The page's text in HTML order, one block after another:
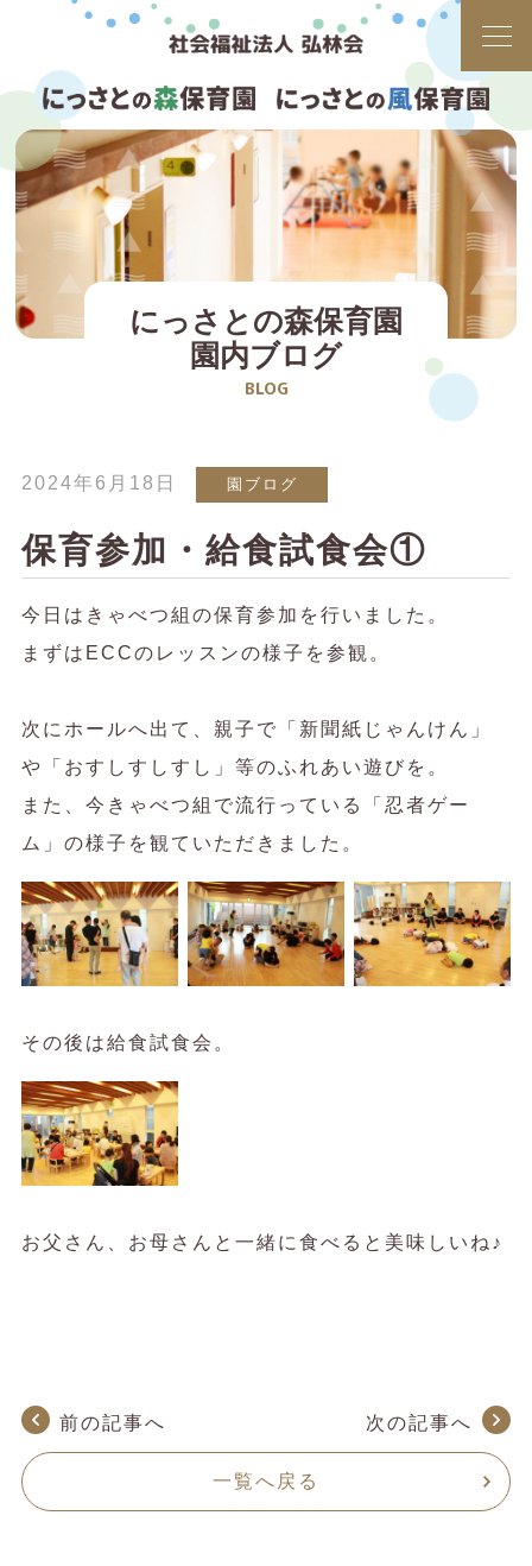
にっさとの森保育園
園内ブログ
BLOG
2024年6月18日 園ブログ
保育参加・給食試食会①
今日はきゃべつ組の保育参加を行いました。
まずはECCのレッスンの様子を参観。
次にホールへ出て、親子で「新聞紙じゃんけん」
や「おすしすしすし」等のふれあい遊びを。
また、今きゃべつ組で流行っている「忍者ゲー
ム」の様子を観ていただきました。
その後は給食試食会。
お父さん、お母さんと一緒に食べると美味しいね♪
前の記事へ
一覧へ戻る
次の記事へ